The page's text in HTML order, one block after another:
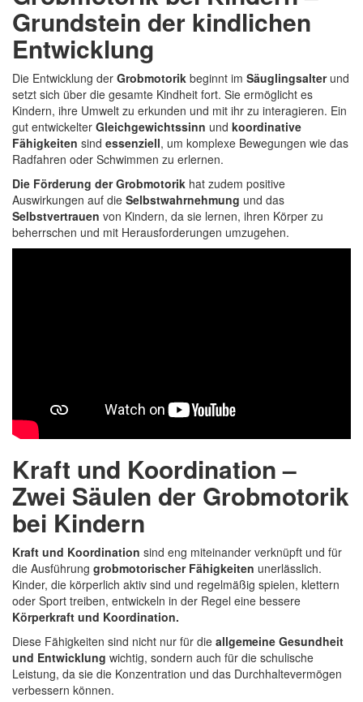
Grundstein der kindlichen
Entwicklung
Die Entwicklung der Grobmotorik beginnt im Säuglingsalterund
setzt sich über die gesamte Kindheit fort. Sie ermöglicht es
Kindern, ihre Umwelt zu erkunden und mit ihr zu interagieren. Ein
gut entwickelter Gleichgewichtssinn und koordinative
Fähigkeiten sind essenziell, um komplexe Bewegungen wie das
Radfahren oder Schwimmen zu erlernen.
Die Förderung der Grobmotorik hat zudem positive
Auswirkungen auf die Selbstwahrnehmung und das
Selbstvertrauen von Kindern, da sie lernen, ihren Körper zu
beherrschen und mit Herausforderungen umzugehen.
Kraft und Koordination –
Zwei Säulen der Grobmotorik
bei Kindern
Kraft und Koordination sind eng miteinander verknüpft und für
die Ausführung grobmotorischer Fähigkeiten unerlässlich.
Kinder, die körperlich aktiv sind und regelmäßig spielen, klettern
oder Sport treiben, entwickeln in der Regel eine bessere
Körperkraft und Koordination.
Diese Fähigkeiten sind nicht nur für die allgemeine Gesundheit
und Entwicklung wichtig, sondern auch für die schulische
Leistung, da sie die Konzentration und das Durchhaltevermögen
verbessern können.